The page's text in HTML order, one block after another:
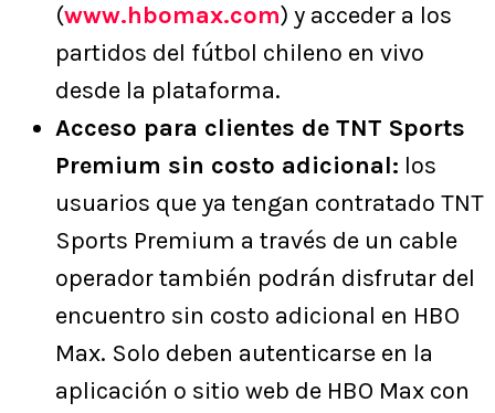
(www.hbomax.com) y acceder a los
partidos del fútbol chileno en vivo
desde la plataforma.
Acceso para clientes de TNT Sports
Premium sin costo adicional: los
usuarios que ya tengan contratado TNT
Sports Premium a través de un cable
operador también podrán disfrutar del
encuentro sin costo adicional en HBO
Max. Solo deben autenticarse en la
aplicación o sitio web de HBO Max con